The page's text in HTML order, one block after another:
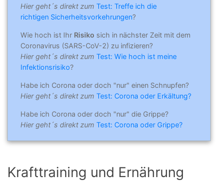
Hier geht´s direkt zum Test: Treffe ich die
richtigen Sicherheitsvorkehrungen?
Wie hoch ist Ihr Risiko sich in nächster Zeit mit dem
Coronavirus (SARS-CoV-2) zu infizieren?
Hier geht´s direkt zum Test: Wie hoch ist meine
Infektionsrisiko?
Habe ich Corona oder doch "nur" einen Schnupfen?
Hier geht´s direkt zum Test: Corona oder Erkältung?
Habe ich Corona oder doch "nur" die Grippe?
Hier geht´s direkt zum Test: Corona oder Grippe?
Krafttraining und Ernährung